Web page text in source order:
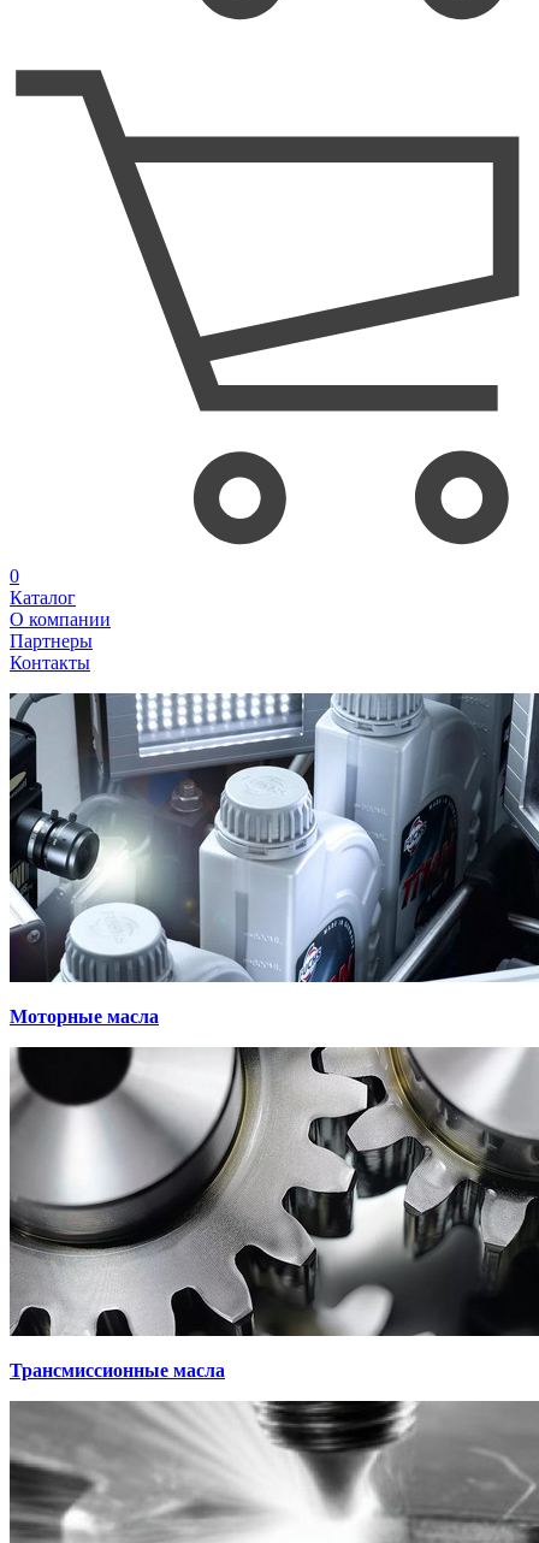
0
Каталог
О компании
Партнеры
Контакты
Моторные масла
Трансмиссионные масла